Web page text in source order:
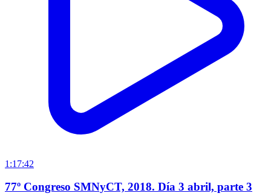
1:17:42
77º Congreso SMNyCT, 2018. Día 3 abril, parte 3